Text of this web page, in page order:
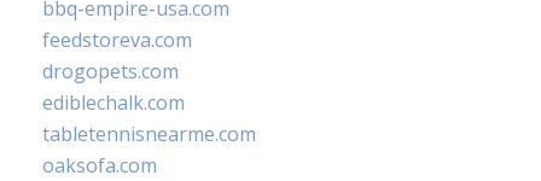
bbq-empire-usa.com
feedstoreva.com
drogopets.com
ediblechalk.com
tabletennisnearme.com
oaksofa.com